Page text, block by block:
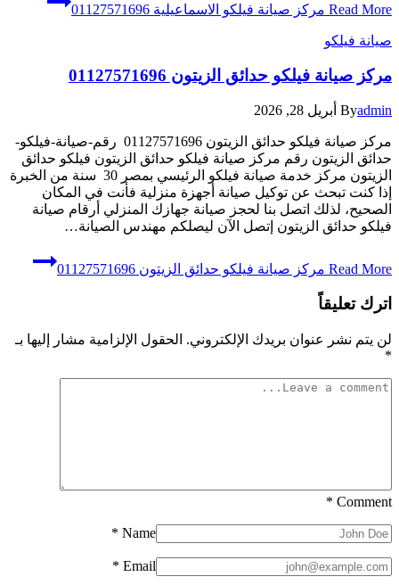
Read More مركز صيانة فيلكو الاسماعيلية 01127571696
صيانة فيلكو
مركز صيانة فيلكو حدائق الزيتون 01127571696
Byadmin أبريل 28, 2026
مركز صيانة فيلكو حدائق الزيتون 01127571696 رقم-صيانة-فيلكو-
حدائق الزيتون رقم مركز صيانة فيلكو حدائق الزيتون فيلكو حدائق
الزيتون مركز خدمة صيانة فيلكو الرئيسي بمصر 30 سنة من الخبرة
إذا كنت تبحث عن توكيل صيانة أجهزة منزلية فأنت في المكان
الصحيح، لذلك اتصل بنا لحجز صيانة جهازك المنزلي أرقام صيانة
فيلكو حدائق الزيتون إتصل الآن ليصلكم مهندس الصيانة…
Read More مركز صيانة فيلكو حدائق الزيتون 01127571696
اترك تعليقاً
لن يتم نشر عنوان بريدك الإلكتروني. الحقول الإلزامية مشار إليها بـ
*
Comment
*
Name
*
Email
*